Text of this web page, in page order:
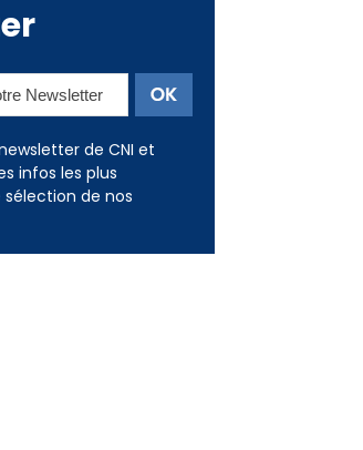
de CNI et
infos les plus
de nos